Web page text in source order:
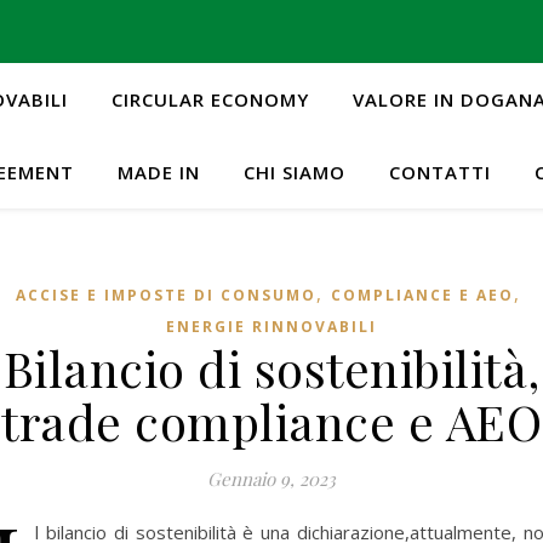
CIRCULAR ECONOMY VALORE IN
MADE IN CHI SIAMO CONTATTI
ACCISE E IMPOSTE DI CONSUMO , COMPLIANCE E AEO ,
ENERGIE RINNOVABILI
Bilancio di sostenibilità,
trade compliance e AEO
Gennaio 9, 2023
l bilancio di sostenibilità è una dichiarazione,attualmente,